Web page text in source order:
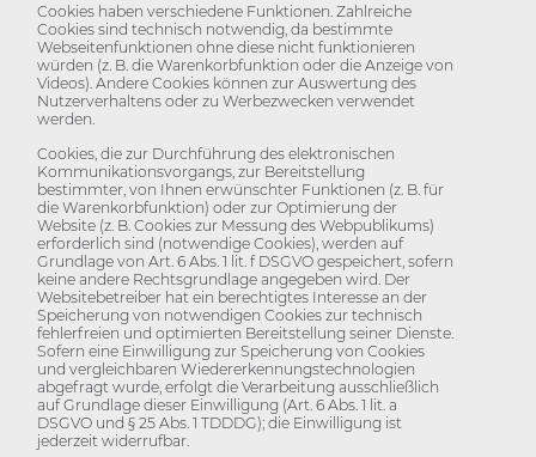
Cookies haben verschiedene Funktionen. Zahlreiche
Cookies sind technisch notwendig, da bestimmte
Webseitenfunktionen ohne diese nicht funktionieren
würden (z. B. die Warenkorbfunktion oder die Anzeige von
Videos). Andere Cookies können zur Auswertung des
Nutzerverhaltens oder zu Werbezwecken verwendet
werden.
Cookies, die zur Durchführung des elektronischen
Kommunikationsvorgangs, zur Bereitstellung
bestimmter, von Ihnen erwünschter Funktionen (z. B. für
die Warenkorbfunktion) oder zur Optimierung der
Website (z. B. Cookies zur Messung des Webpublikums)
erforderlich sind (notwendige Cookies), werden auf
Grundlage von Art. 6 Abs. 1 lit. f DSGVO gespeichert, sofern
keine andere Rechtsgrundlage angegeben wird. Der
Websitebetreiber hat ein berechtigtes Interesse an der
Speicherung von notwendigen Cookies zur technisch
fehlerfreien und optimierten Bereitstellung seiner Dienste.
Sofern eine Einwilligung zur Speicherung von Cookies
und vergleichbaren Wiedererkennungstechnologien
abgefragt wurde, erfolgt die Verarbeitung ausschließlich
auf Grundlage dieser Einwilligung (Art. 6 Abs. 1 lit. a
DSGVO und § 25 Abs. 1 TDDDG); die Einwilligung ist
jederzeit widerrufbar.